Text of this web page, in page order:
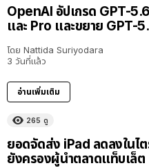
OpenAI อัปเกรด GPT-
และ Pro และขยาย GPT-
โดย Nattida Suriyodara
3 วันที่แล้ว
อ่านเพิ่มเติม
265 ดู
ยอดจัดส่ง iPad ลดลงใน
ยังครองผู้นำตลาดแท็บเล็ต